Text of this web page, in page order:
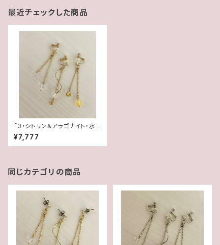
最近チェックした商品
「３・シトリン＆アラゴナイト・水
晶」【3WAY 数字イヤリング＆ピ
アス】
¥7,777
同じカテゴリの商品